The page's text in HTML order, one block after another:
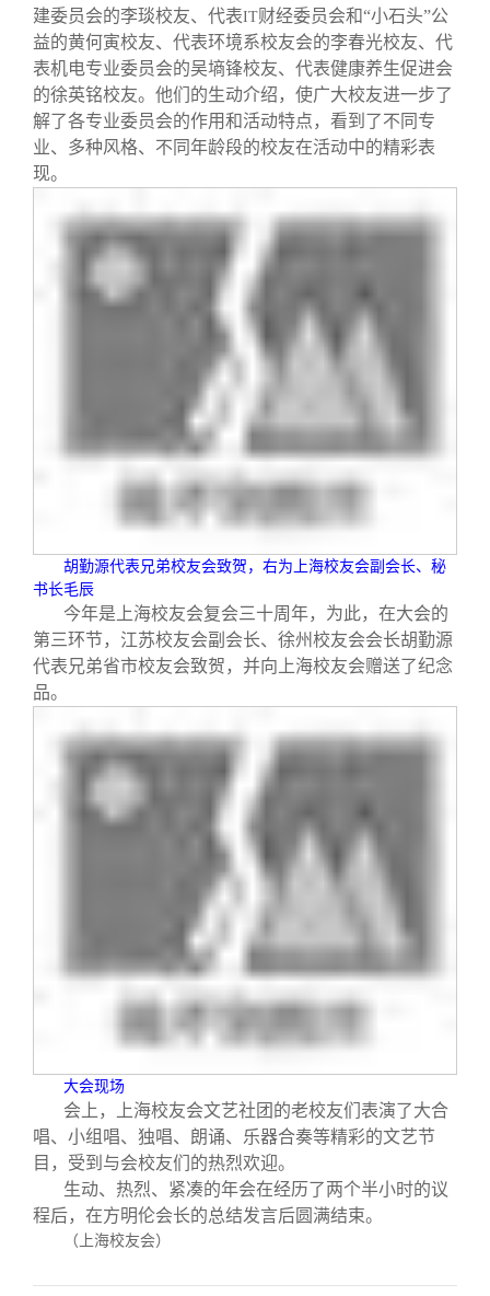
建委员会的李琰校友、代表IT财经委员会和“小石头”公
益的黄何寅校友、代表环境系校友会的李春光校友、代
表机电专业委员会的吴墒锋校友、代表健康养生促进会
的徐英铭校友。他们的生动介绍，使广大校友进一步了
解了各专业委员会的作用和活动特点，看到了不同专
业、多种风格、不同年龄段的校友在活动中的精彩表
现。
胡勤源代表兄弟校友会致贺，右为上海校友会副会长、秘
书长毛辰
今年是上海校友会复会三十周年，为此，在大会的
第三环节，江苏校友会副会长、徐州校友会会长胡勤源
代表兄弟省市校友会致贺，并向上海校友会赠送了纪念
品。
大会现场
会上，上海校友会文艺社团的老校友们表演了大合
唱、小组唱、独唱、朗诵、乐器合奏等精彩的文艺节
目，受到与会校友们的热烈欢迎。
生动、热烈、紧凑的年会在经历了两个半小时的议
程后，在方明伦会长的总结发言后圆满结束。
（上海校友会）